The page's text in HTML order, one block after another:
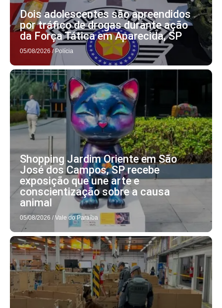
Dois adolescentes são apreendidos
por tráfico de drogas durante ação
da Força Tática em Aparecida, SP
05/08/2026 / Polícia
Shopping Jardim Oriente em São
José dos Campos, SP recebe
exposição que une arte e
conscientização sobre a causa
animal
05/08/2026 / Vale do Paraíba